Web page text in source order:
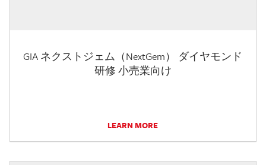
GIA ネクストジェム（NextGem） ダイヤモンド
研修 小売業向け
LEARN MORE